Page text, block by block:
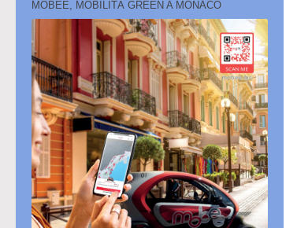
MOBEE, MOBILITÀ GREEN A MONACO